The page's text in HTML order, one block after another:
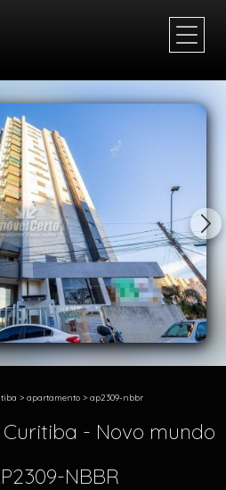
> apartamento> ap2309-nbbr
- Novo mundo
NBBR